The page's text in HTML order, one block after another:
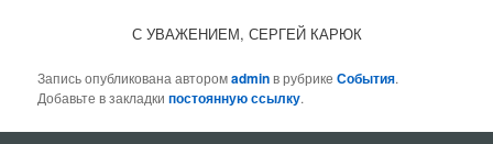
С УВАЖЕНИЕМ, СЕРГЕЙ КАРЮК
Запись опубликована авторомadminв рубрикеСобытия.
Добавьте в закладкипостоянную ссылку.